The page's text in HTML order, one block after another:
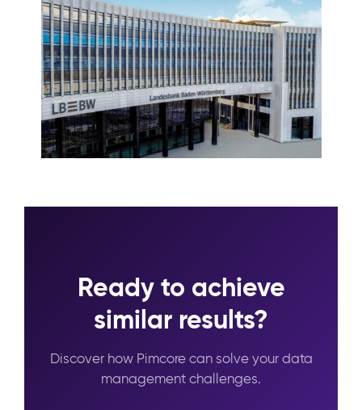
Ready to achieve
similar results?
Discover how Pimcore can solve your data
management challenges.